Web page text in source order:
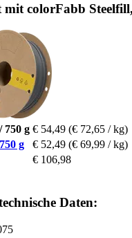
colorFabb
750 g € 54,49 (€ 72,65 / kg)
g
€ 52,49 (€ 69,99 / kg)
€ 106,98
Daten: